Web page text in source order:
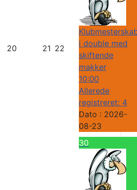
20 21 22
i double med
skiftende
makker
10:00
Allerede
registreret: 4
Dato : 2026-
08-23
30